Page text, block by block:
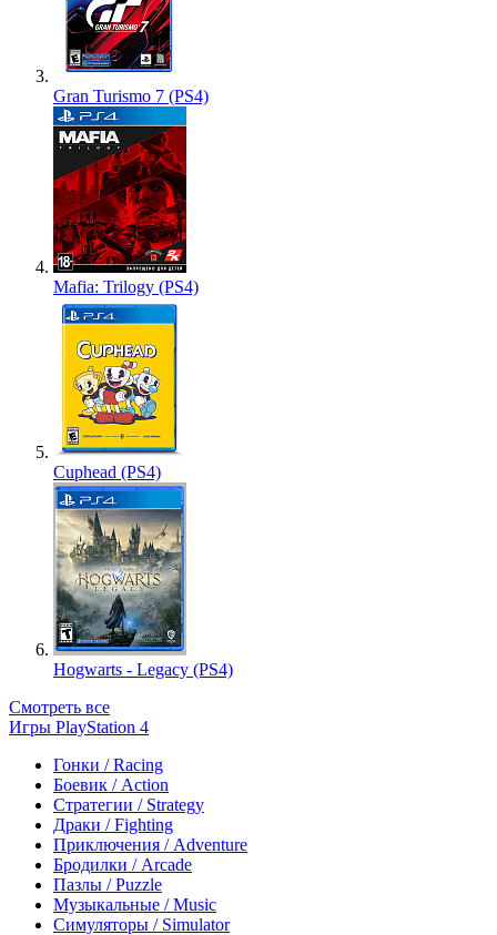
Gran Turismo 7 (PS4)
Mafia: Trilogy (PS4)
Cuphead (PS4)
Hogwarts - Legacy (PS4)
Смотреть все
Игры PlayStation 4
Гонки / Racing
Боевик / Action
Стратегии / Strategy
Драки / Fighting
Приключения / Adventure
Бродилки / Arcade
Пазлы / Puzzle
Музыкальные / Music
Симуляторы / Simulator